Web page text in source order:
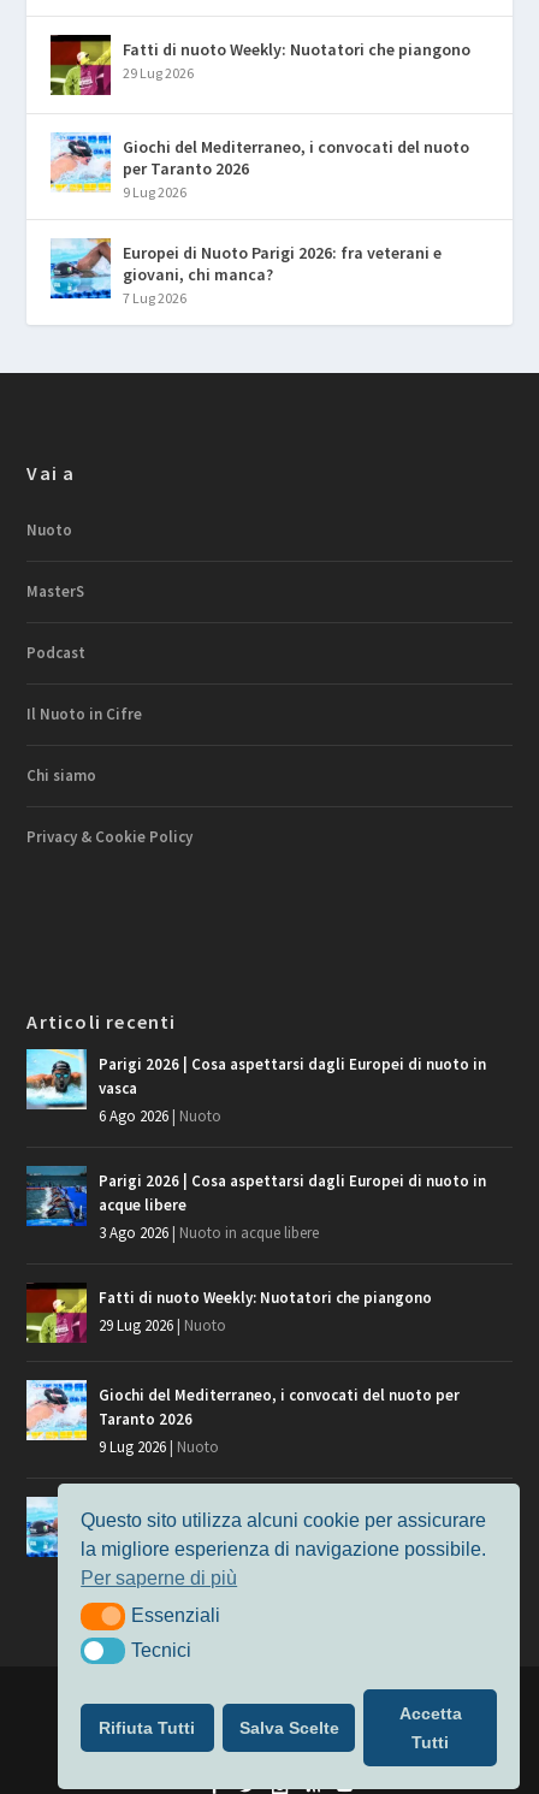
Fatti di nuoto Weekly: Nuotatori che piangono
29 Lug 2026
Giochi del Mediterraneo, i convocati del nuoto
per Taranto 2026
9 Lug 2026
Europei di Nuoto Parigi 2026: fra veterani e
giovani, chi manca?
7 Lug 2026
Vai a
Nuoto
MasterS
Podcast
Il Nuoto in Cifre
Chi siamo
Privacy & Cookie Policy
Articoli recenti
Parigi 2026 | Cosa aspettarsi dagli Europei di nuoto in
vasca
6 Ago 2026 Nuoto
Parigi 2026 | Cosa aspettarsi dagli Europei di nuoto in
acque libere
3 Ago 2026 Nuoto in acque libere
Fatti di nuoto Weekly: Nuotatori che piangono
29 Lug 2026 Nuoto
Giochi del Mediterraneo, i convocati del nuoto per
Taranto 2026
9 Lug 2026 Nuoto
Europei di Nuoto Parigi 2026: fra veterani e giovani, chi
manca?
7 Lug 2026
Nuoto
| Alimentato da
Nuoto
MasterS Podcast Il Nuoto in Cifre
Privacy & Cookie Policy
Questo sito utilizza alcuni cookie per assicurare
la migliore esperienza di navigazione possibile.
Per saperne di più
EssenzialiEssenziali
TecniciTecnici
Rifiuta Tutti Salva Scelte
Accetta
Tutti